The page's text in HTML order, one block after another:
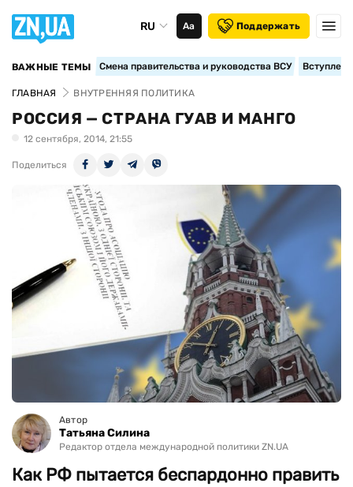
RU Аа Поддержать
ВАЖНЫЕ ТЕМЫ Смена правительства и руководства ВСУ
ГЛАВНАЯ ВНУТРЕННЯЯ ПОЛИТИКА
РОССИЯ — СТРАНА ГУАВ И МАНГО
12 сентября, 2014, 21:55
Поделиться
Автор
Татьяна Силина
Редактор отдела международной политики ZN.UA
Как РФ пытается беспардонно править